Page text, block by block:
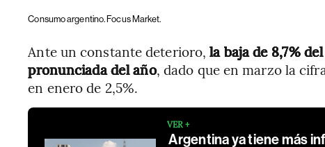
Consumo argentino. Focus Market.
Ante un constante deterioro,la baja de 8,7%
pronunciada del año, dado que en marzo la
en enero de 2,5%.
VER +
Argentina ya tiene más